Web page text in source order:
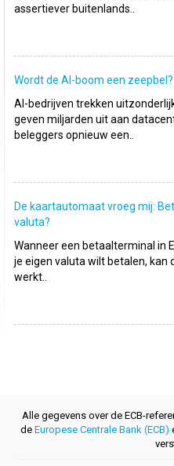
assertiever buitenlands..
Wordt de AI-boom een zeepbel?
AI-bedrijven trekken
geven miljarden uit aan
beleggers opnieuw een..
De kaartautomaat vroeg mij:
valuta?
Wanneer een betaalterminal in
je eigen valuta wilt betalen, kan
werkt..
Alle gegevens over de ECB-
de Europese Centrale Bank (ECB)